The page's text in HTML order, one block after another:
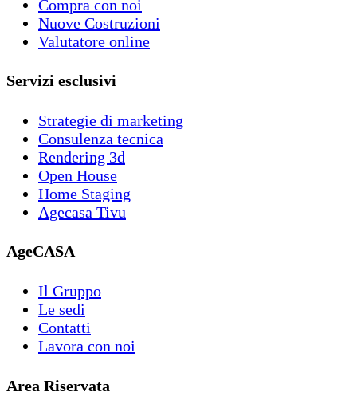
Compra con noi
Nuove Costruzioni
Valutatore online
Servizi esclusivi
Strategie di marketing
Consulenza tecnica
Rendering 3d
Open House
Home Staging
Agecasa Tivu
AgeCASA
Il Gruppo
Le sedi
Contatti
Lavora con noi
Area Riservata